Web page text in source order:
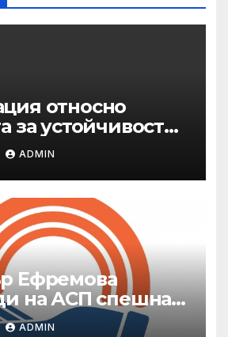
относно
за устойчивост
ADMIN
Ефремова
на АСП спешна
за оказване на
ADMIN